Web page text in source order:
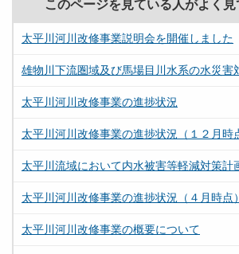
このページを見ている人がよく
太平川河川改修事業説明会を開催しました
雄物川下流圏域及び馬場目川水系の水災害
太平川河川改修事業の進捗状況
太平川河川改修事業の進捗状況（１２月時
太平川流域において内水被害等軽減対策
太平川河川改修事業の進捗状況（４月時点）
太平川河川改修事業の概要について